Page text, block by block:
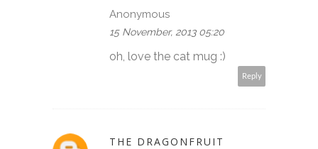
Anonymous
15 November, 2013 05:20
oh, love the cat mug :)
Reply
THE DRAGONFRUIT